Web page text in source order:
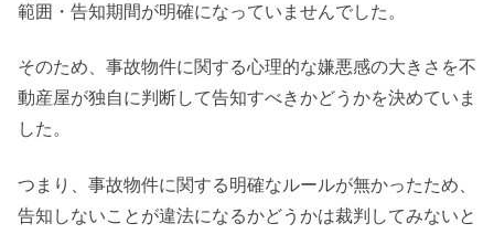
範囲・告知期間が明確になっていませんでした。
そのため、事故物件に関する心理的な嫌悪感の大きさを不
動産屋が独自に判断して告知すべきかどうかを決めていま
した。
つまり、事故物件に関する明確なルールが無かったため、
告知しないことが違法になるかどうかは裁判してみないと